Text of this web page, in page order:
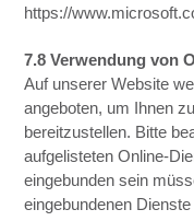
https://
7.8 Verwendung von
Auf unserer Website
angeboten, um Ihnen
bereitzustellen. Bitte
aufgelisteten Online-
eingebunden sein
eingebundenen